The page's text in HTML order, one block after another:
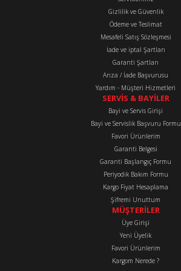
Ürün bilgilerinde hatalar bulunuyor.
Ürün fiyatı diğer sitelerden daha pahalı.
Bu ürüne benzer farklı alternatifler olmalı.
Gönder
Gizlilik ve Güvenlik
Ödeme ve Teslimat
Mesafeli Satış Sözleşmesi
İade ve iptal Şartları
Garanti Şartları
Arıza / İade Başvurusu
Yardım - Müşteri Hizmetleri
SERVİS & BAYİLER
Bayi ve Servis Girişi
Bayi ve Servislik Başvuru Formu
Favori Ürünlerim
Garanti Belgesi
Garanti Başlangıç Formu
Periyodik Bakım Formu
Kargo Fiyat Hesaplama
Şifremi Unuttum
MÜŞTERİLER
Üye Girişi
Yeni Üyelik
Favori Ürünlerim
Kargom Nerede ?